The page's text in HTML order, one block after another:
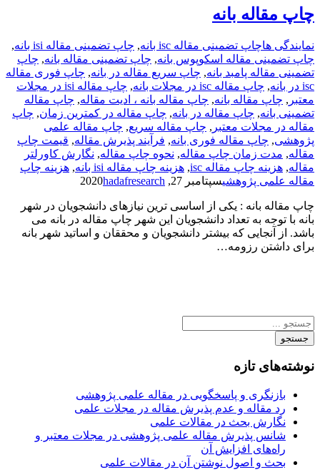
چاپ مقاله بانه
نمایندگی هاچاپ تضمینی مقاله isc بانه , چاپ تضمینی مقاله isi بانه
,
چاپ تضمینی مقاله اسکوپوس بانه, چاپ تضمینی مقاله بانه, چاپ
تضمینی مقاله پامبد بانه, چاپ سریع مقاله در بانه, چاپ فوری مقاله
isc در بانه
, چاپ مقاله isc در مجلات بانه ,
چاپ مقاله isi در مجلات
معتبر , چاپ مقاله بانه, چاپ مقاله بانه ، ادیت مقاله, چاپ مقاله
تضمینی بانه, چاپ مقاله در بانه, چاپ مقاله در کمترین زمان, چاپ
مقاله در مجلات معتبر , چاپ مقاله سریع, چاپ مقاله علمی
پژوهشی, چاپ مقاله فوری بانه, فرآیند پذیرش مقاله, قیمت چاپ
مقاله, مدت زمان چاپ مقاله, نحوه چاپ مقاله, نگارش کاورلتر
مقاله, هزینه چاپ مقاله isc , هزینه چاپ مقاله isi بانه , هزینه چاپ
مقاله علمی پژوهشیسپتامبر 27, 2020 hadafresearch
چاپ مقاله بانه : یکی از اساسی ترین نیازهای دانشجویان در شهر
بانه با توجه به تعداد دانشجویان این شهر چاپ مقاله در بانه می
باشد. از آنجایی که بیشتر دانشجویان و محققان و اساتید شهر بانه
برای داشتن رزومه…
جستجو
نوشته‌های تازه
بازنگری و پاسخگویی در مقاله علمی پژوهشی
رد مقاله و عدم پذیرش مقاله در مجلات علمی
نگارش بحث در مقالات علمی
شانس پذیرش مقاله علمی پژوهشی در مجلات معتبر و
راه‌های افزایش آن
بحث و اصول نوشتن آن در مقالات علمی